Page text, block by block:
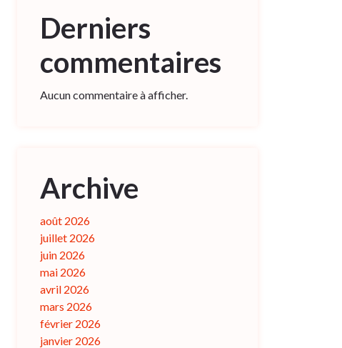
Derniers
commentaires
Aucun commentaire à afficher.
Archive
août 2026
juillet 2026
juin 2026
mai 2026
avril 2026
mars 2026
février 2026
janvier 2026